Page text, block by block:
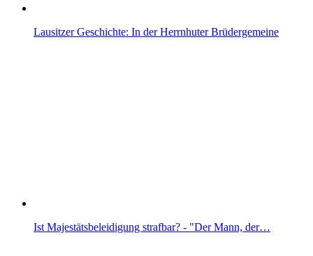
Lausitzer Geschichte: In der Herrnhuter Brüdergemeine
Ist Majestätsbeleidigung strafbar? - "Der Mann, der…